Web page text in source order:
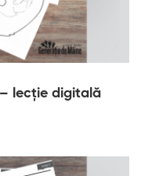
lecție digitală